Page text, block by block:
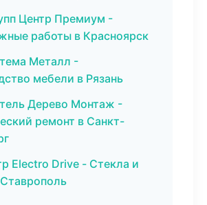
Центр Премиум -
работы в Красноярск
Металл -
мебели в Рязань
Дерево Монтаж -
ремонт в Санкт-
Electro Drive - Стекла и